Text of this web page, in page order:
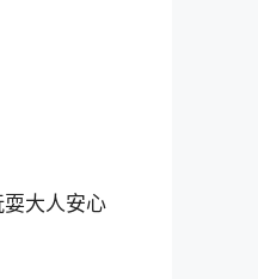
大人安心